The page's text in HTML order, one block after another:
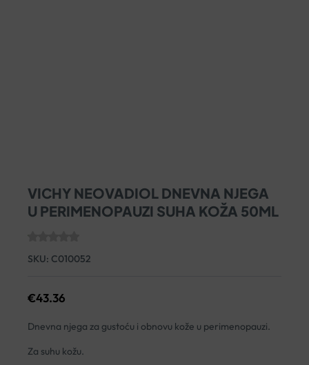
VICHY NEOVADIOL DNEVNA NJEGA
U PERIMENOPAUZI SUHA KOŽA 50ML
SKU: C010052
€43.36
Dnevna njega za gustoću i obnovu kože u perimenopauzi.
Za suhu kožu.